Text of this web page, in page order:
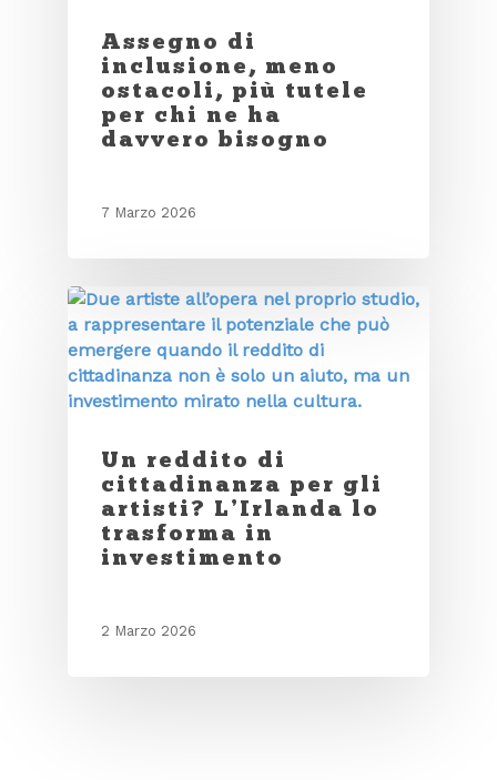
Assegno di
inclusione, meno
ostacoli, più tutele
per chi ne ha
davvero bisogno
7 Marzo 2026
Un reddito di
cittadinanza per gli
artisti? L’Irlanda lo
trasforma in
investimento
2 Marzo 2026